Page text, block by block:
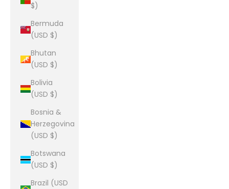
$)
Bermuda
(USD $)
Bhutan
(USD $)
Bolivia
(USD $)
Bosnia &
Herzegovina
(USD $)
Botswana
(USD $)
Brazil (USD